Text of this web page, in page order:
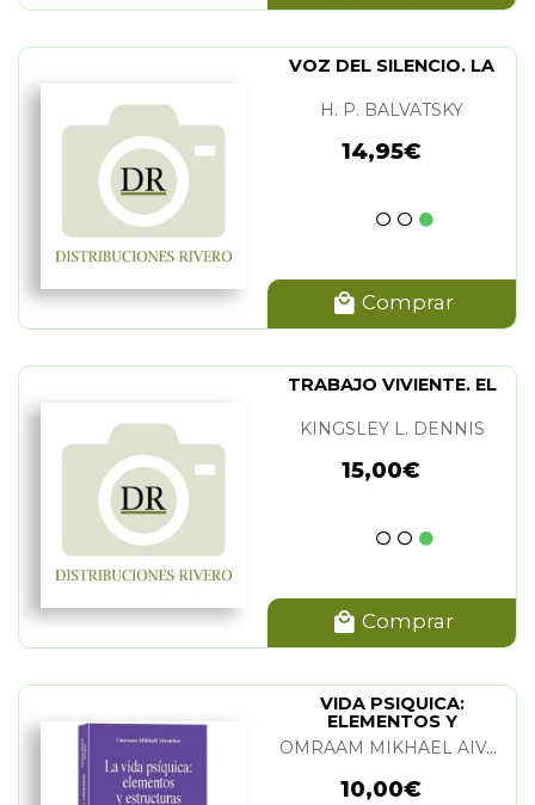
VOZ DEL SILENCIO. LA
H. P. BALVATSKY
14,95€
Comprar
TRABAJO VIVIENTE. EL
KINGSLEY L. DENNIS
15,00€
Comprar
VIDA PSIQUICA:
ELEMENTOS Y
ESTRUCTURAS. LA OMRAAM MIKHAEL AIVANHOV
10,00€